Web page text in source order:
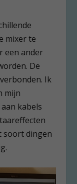
mixer te
een ander
De
Ik
mijn
kabels
soort dingen